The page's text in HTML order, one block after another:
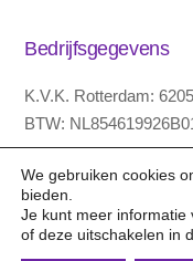
Bedrijfsgegevens
K.V.K. Rotterdam:
BTW:
KNAB bank
IBAN code
BIC code KNABNL2H
We gebruiken cookies
bieden.
Je kunt meer informatie
of deze uitschakelen in